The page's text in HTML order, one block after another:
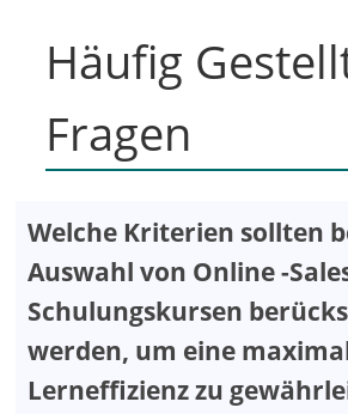
Häufig
Fragen
Welche Kriterien sollten
Auswahl von Online -
Schulungskursen
werden, um eine
Lerneffizienz zu